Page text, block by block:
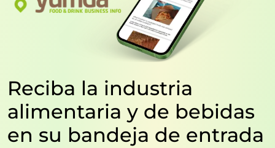
Reciba la industria
alimentaria y de bebidas
en su bandeja de entrada